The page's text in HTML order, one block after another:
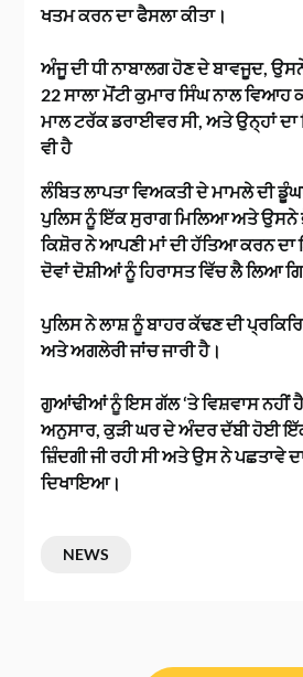
ਖਤਮ ਕਰਨ ਦਾ ਫੈਸਲਾ ਕੀਤਾ।
ਅੰਜੂ ਦੀ ਧੀ ਨਾਬਾਲਗ ਹੋਣ ਦੇ ਬਾਵਜੂਦ,
22 ਸਾਲਾ ਮੋਂਟੀ ਕੁਮਾਰ ਸਿੰਘ ਨਾਲ
ਮਾਲ ਟਰੱਕ ਡਰਾਈਵਰ ਸੀ, ਅਤੇ ਉਨ੍ਹਾਂ ਦਾ
ਵੀ ਹੈ
ਲੰਬਿਤ ਲਾਪਤਾ ਵਿਅਕਤੀ ਦੇ ਮਾਮਲੇ ਦੀ
ਪੁਲਿਸ ਨੂੰ ਇੱਕ ਸੁਰਾਗ ਮਿਲਿਆ ਅਤੇ ਉਸਨੇ
ਕਿਸ਼ੋਰ ਨੇ ਆਪਣੀ ਮਾਂ ਦੀ ਹੱਤਿਆ ਕਰਨ
ਦੋਵਾਂ ਦੋਸ਼ੀਆਂ ਨੂੰ ਹਿਰਾਸਤ ਵਿੱਚ ਲੈ ਲਿਆ
ਪੁਲਿਸ ਨੇ ਲਾਸ਼ ਨੂੰ ਬਾਹਰ ਕੱਢਣ ਦੀ
ਅਤੇ ਅਗਲੇਰੀ ਜਾਂਚ ਜਾਰੀ ਹੈ।
ਗੁਆਂਢੀਆਂ ਨੂੰ ਇਸ ਗੱਲ ‘ਤੇ ਵਿਸ਼ਵਾਸ ਨਹੀਂ
ਅਨੁਸਾਰ, ਕੁੜੀ ਘਰ ਦੇ ਅੰਦਰ ਦੱਬੀ ਹੋਈ
ਜ਼ਿੰਦਗੀ ਜੀ ਰਹੀ ਸੀ ਅਤੇ ਉਸ ਨੇ ਪਛਤਾਵੇ
ਦਿਖਾਇਆ।
NEWS